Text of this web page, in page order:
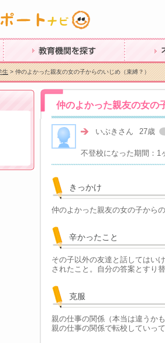
教育機関を探す 不登校を
生> 仲のよかった親友の女の子からのいじめ（束縛？）
仲のよかった親友の女の
いぶきさん 27歳
不登校になった期間：1
きっかけ
仲のよかった親友の女の子から
辛かったこと
その子以外の友達と話してはい
されたこと。自分の答案とすり
克服
親の仕事の関係（本当は違うか
親の仕事の関係で転校していっ